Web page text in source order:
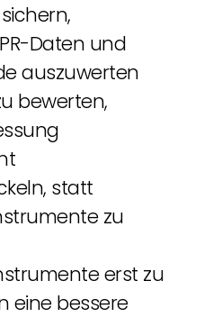
Daten und
auszuwerten
bewerten,
statt
zu
erst zu
eine bessere